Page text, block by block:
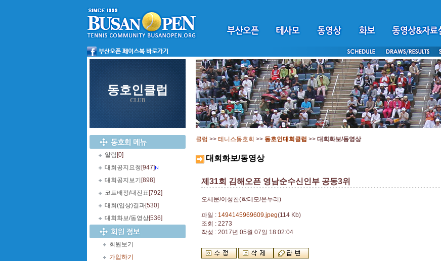
동호인클럽
CLUB
알림 [0]
대회공지요청 [947]
대회공지보기 [898]
코트배정/대진표 [792]
대회(입상)결과[530]
대회화보/동영상[536]
회원보기
가입하기
클럽 >> 테니스동호회 >> 동호인대회클럽 >> 대회화보/동영상
대회화보/동영상
제31회 김해오픈 영남순수신인부 공동3위
오세문/이성찬(학테모/온누리)
파일 : 1494145969609.jpeg(114 Kb)
조회 : 2273
작성 : 2017년 05월 07일 18:02:04